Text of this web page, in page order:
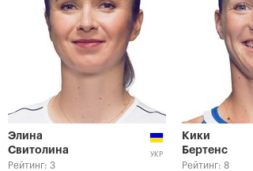
Элина
Свитолина
УКР
Рейтинг: 3
Кики
Бертенс
Рейтинг: 8